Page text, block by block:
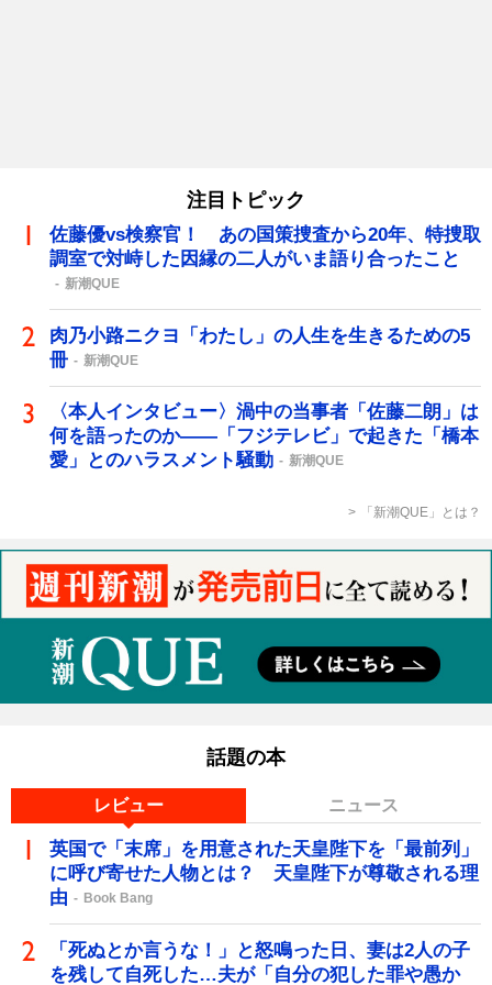
注目トピック
佐藤優vs検察官！ あの国策捜査から20年、特捜取
調室で対峙した因縁の二人がいま語り合ったこと
新潮QUE
肉乃小路ニクヨ「わたし」の人生を生きるための5
冊
新潮QUE
〈本人インタビュー〉渦中の当事者「佐藤二朗」は
何を語ったのか――「フジテレビ」で起きた「橋本
愛」とのハラスメント騒動
新潮QUE
「新潮QUE」とは？
話題の本
レビュー ニュース
英国で「末席」を用意された天皇陛下を「最前列」
に呼び寄せた人物とは？ 天皇陛下が尊敬される理
由
Book Bang
「死ぬとか言うな！」と怒鳴った日、妻は2人の子
を残して自死した…夫が「自分の犯した罪や愚か